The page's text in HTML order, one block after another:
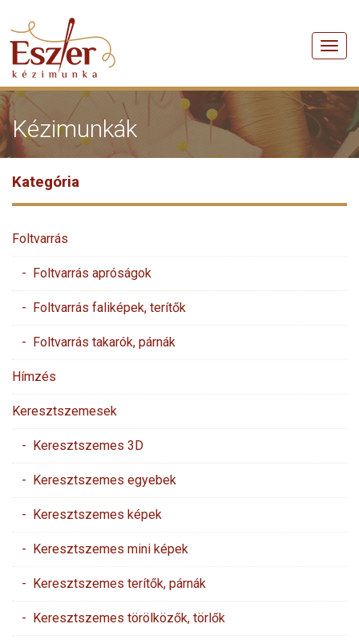
Menü
Kézimunkák
Kategória
Foltvarrás
- Foltvarrás apróságok
- Foltvarrás faliképek, terítők
- Foltvarrás takarók, párnák
Hímzés
Keresztszemesek
- Keresztszemes 3D
- Keresztszemes egyebek
- Keresztszemes képek
- Keresztszemes mini képek
- Keresztszemes terítők, párnák
- Keresztszemes törölközők, törlők